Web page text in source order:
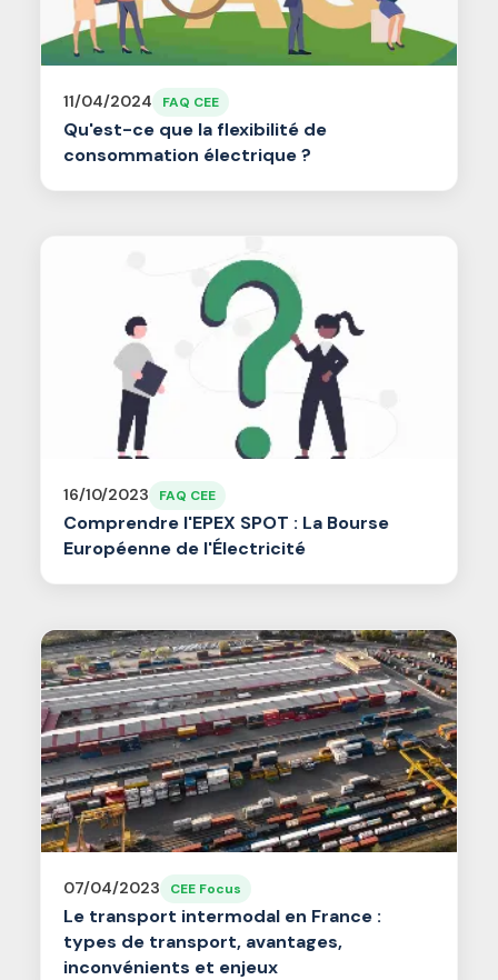
11/04/2024 FAQ CEE
Qu'est-ce que la flexibilité de
consommation électrique ?
16/10/2023 FAQ CEE
Comprendre l'EPEX SPOT : La Bourse
Européenne de l'Électricité
07/04/2023 CEE Focus
Le transport intermodal en France :
types de transport, avantages,
inconvénients et enjeux